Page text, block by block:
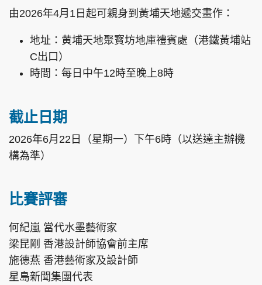
由2026年4月1日起可親身到黃埔天地遞交畫作：
地址：黄埔天地聚寳坊地庫禮賓處（港鐵黃埔站
C出口）
時間：每日中午12時至晚上8時
截止日期
2026年6月22日（星期一）下午6時（以送達主辦機
構為準）
比賽評審
何紀嵐 當代水墨藝術家
梁昆剛 香港設計師協會前主席
施德燕 香港藝術家及設計師
星島新聞集團代表